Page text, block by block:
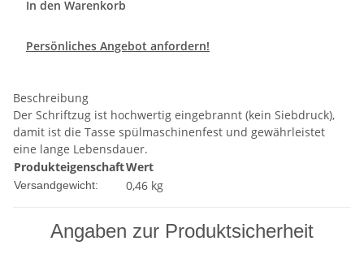
In den Warenkorb
Persönliches Angebot anfordern!
Beschreibung
Der Schriftzug ist hochwertig eingebrannt (kein Siebdruck),
damit ist die Tasse spülmaschinenfest und gewährleistet
eine lange Lebensdauer.
ProdukteigenschaftWert
Versandgewicht: 0,46 kg
Angaben zur Produktsicherheit